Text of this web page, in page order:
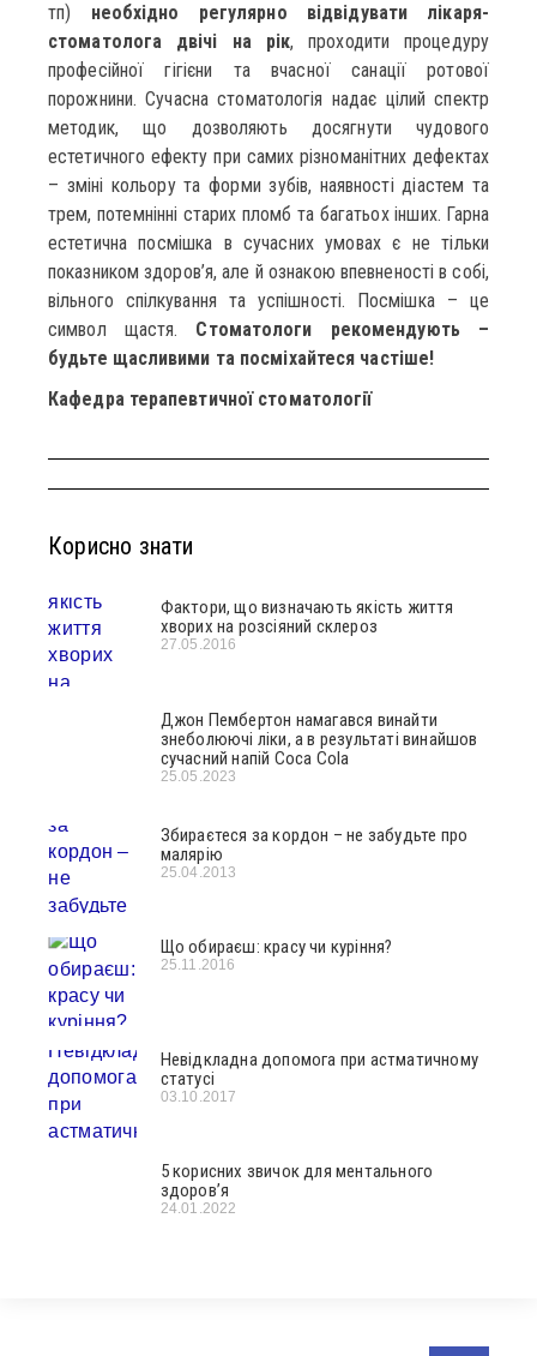
тп) необхідно регулярно відвідувати лікаря-
стоматолога двічі на рік, проходити процедуру
професійної гігієни та вчасної санації ротової
порожнини. Сучасна стоматологія надає цілий спектр
методик, що дозволяють досягнути чудового
естетичного ефекту при самих різноманітних дефектах
– зміні кольору та форми зубів, наявності діастем та
трем, потемнінні старих пломб та багатьох інших. Гарна
естетична посмішка в сучасних умовах є не тільки
показником здоров’я, але й ознакою впевненості в собі,
вільного спілкування та успішності. Посмішка – це
символ щастя. Стоматологи рекомендують –
будьте щасливими та посміхайтеся частіше!
Кафедра терапевтичної стоматології
Корисно знати
Фактори, що визначають якість життя
хворих на розсіяний склероз
27.05.2016
Джон Пембертон намагався винайти
знеболюючі ліки, а в результаті винайшов
сучасний напій Coca Cola
25.05.2023
Збираєтеся за кордон – не забудьте про
малярію
25.04.2013
Що обираєш: красу чи куріння?
25.11.2016
Невідкладна допомога при астматичному
статусі
03.10.2017
5 корисних звичок для ментального
здоров’я
24.01.2022